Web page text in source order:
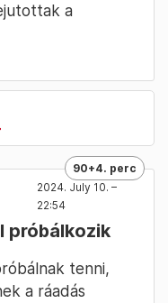
a
90+4. perc
2024. July 10. –
22:54
próbálkozik
tenni,
a ráadás